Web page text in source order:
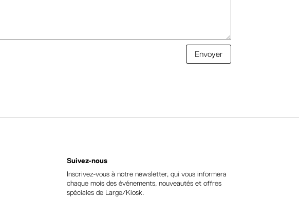
Envoyer
Suivez-nous
Inscrivez-vous à notre newsletter, qui vous informera
chaque mois des événements, nouveautés et offres
spéciales de Large/Kiosk.